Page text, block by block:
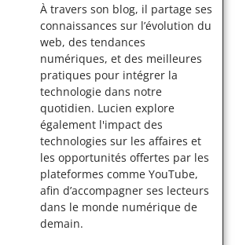
À travers son blog, il partage ses
connaissances sur l’évolution du
web, des tendances
numériques, et des meilleures
pratiques pour intégrer la
technologie dans notre
quotidien. Lucien explore
également l'impact des
technologies sur les affaires et
les opportunités offertes par les
plateformes comme YouTube,
afin d’accompagner ses lecteurs
dans le monde numérique de
demain.